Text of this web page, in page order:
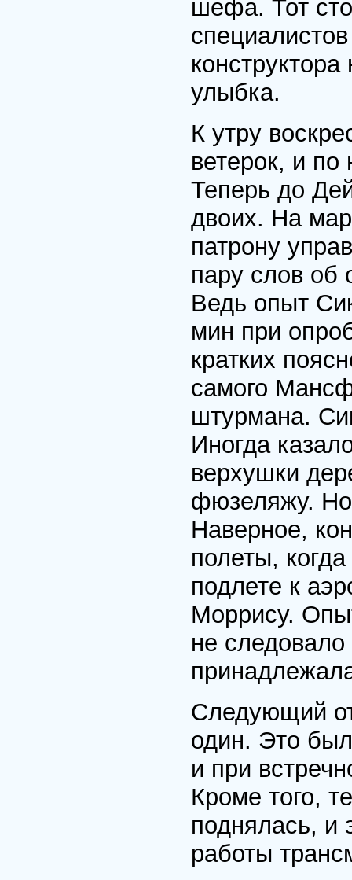
шефа. Тот
улыбка.
К утру
ветерок, и
Теперь до
двоих. На
патрону
пару слов об
Ведь опыт
мин при
кратких
самого
штурмана.
Иногда
верхушки
фюзеляжу.
Наверное,
полеты,
подлете к
Моррису.
не
Следующий
один. Это
и при
Кроме того,
поднялась, и
работы